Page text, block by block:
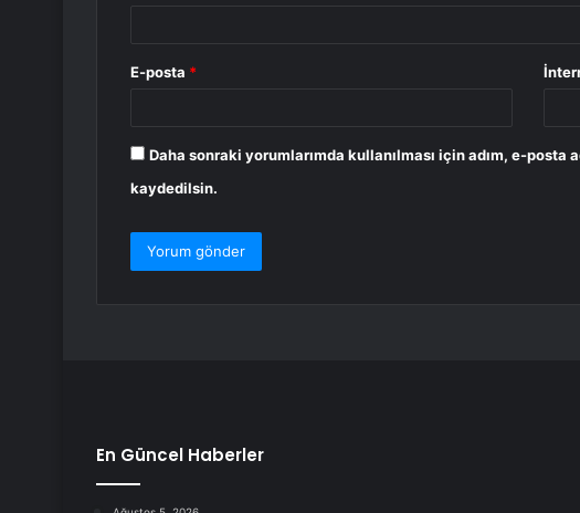
E-posta *
Daha sonraki yorumlarımda kullanılması için adım, e-posta
kaydedilsin.
En Güncel Haberler